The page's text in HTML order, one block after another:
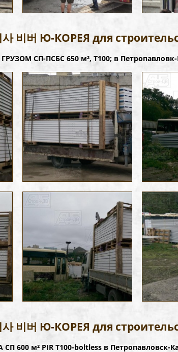
사 비버 Ю-КОРЕЯ для
СП-ПСБС 650 м², Т100; в
사 비버 Ю-КОРЕЯ для
600 м² PIR Т100-boltless в Петропавловск-